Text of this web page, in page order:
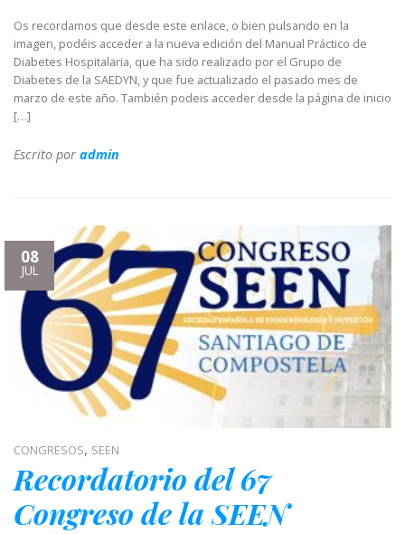
Os recordamos que desde este enlace, o bien pulsando en la
imagen, podéis acceder a la nueva edición del Manual Práctico de
Diabetes Hospitalaria, que ha sido realizado por el Grupo de
Diabetes de la SAEDYN, y que fue actualizado el pasado mes de
marzo de este año. También podeis acceder desde la página de inicio
[…]
Escrito por admin
08
JUL
CONGRESOS, SEEN
Recordatorio del 67
Congreso de la SEEN